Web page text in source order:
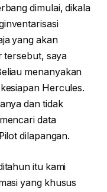
dimulai, dikala
yang akan
tersebut, saya
menanyakan
Hercules.
dan tidak
data
dilapangan.
itu kami
yang khusus